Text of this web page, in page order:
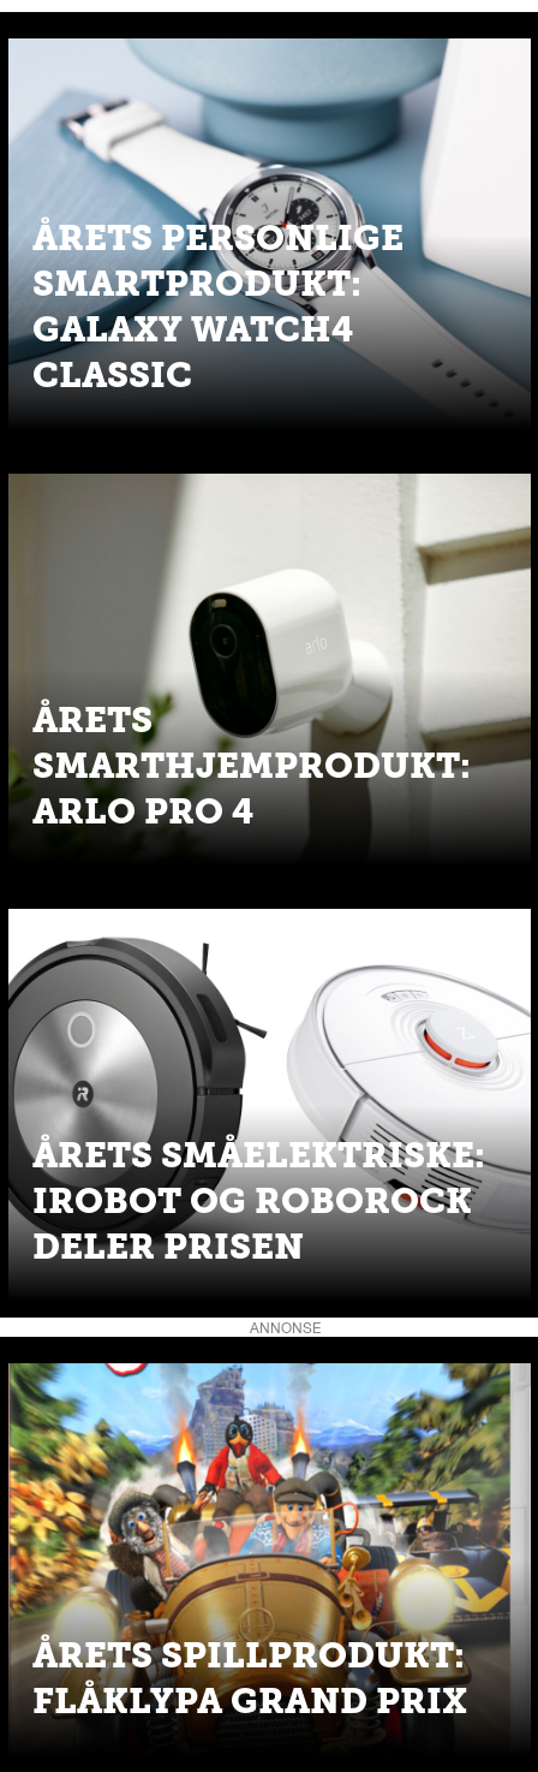
ÅRETS PERSONLIGE
SMARTPRODUKT:
GALAXY WATCH4
CLASSIC
ÅRETS
SMARTHJEMPRODUKT:
ARLO PRO 4
ÅRETS SMÅELEKTRISKE:
IROBOT OG ROBOROCK
DELER PRISEN
ANNONSE
ÅRETS SPILLPRODUKT:
FLÅKLYPA GRAND PRIX